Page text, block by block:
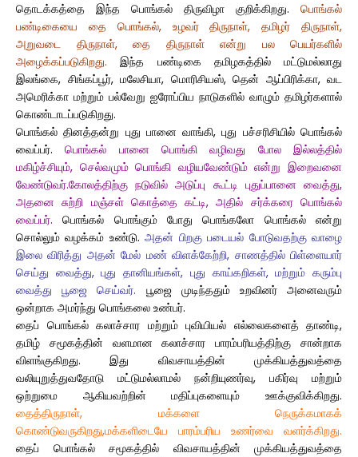
தொடக்கத்தை இந்த பொங்கல் திருவிழா குறிக்கிறது. பொங்கல்
பண்டிகையை தை பொங்கல், உழவர் திருநாள், தமிழர் திருநாள்,
அறுவடை திருநாள், தை திருநாள் என்று பல பெயர்களில்
அழைக்கப்படுகிறது. இந்த பண்டிகை தமிழகத்தில் மட்டுமல்லாது
இலங்கை, சிங்கப்பூர், மலேசியா, மொரிசியஸ், தென் ஆப்பிரிக்கா, வட
அமெரிக்கா மற்றும் பல்வேறு ஐரோப்பிய நாடுகளில் வாழும் தமிழர்களால்
கொண்டாடப்படுகிறது.
பொங்கல் தினத்தன்று புது பானை வாங்கி, புது பச்சரிசியில் பொங்கல்
வைப்பர்.பொங்கல் பானை பொங்கி வழிவது போல இல்லத்தில்
மகிழ்ச்சியும், செல்வமும் பொங்கி வழியவேண்டும் என்று இறைவனை
வேண்டுவர்.கோலத்திற்கு நடுவில் அடுப்பு கூட்டி புதுப்பானை வைத்து,
அதனை சுற்றி மஞ்சள் கொத்தை கட்டி, அதில் சர்க்கரை பொங்கல்
வைப்பர். பொங்கல் பொங்கும் போது பொங்கலோ பொங்கல் என்று
சொல்லும் வழக்கம் உண்டு.அதன் பிறகு படையல் போடுவதற்கு வாழை
இலை விரித்து அதன் மேல் மண் விளக்கேற்றி, சாணத்தில் பிள்ளையார்
செய்து வைத்து, புது தானியங்கள், புது காய்கறிகள், மற்றும் கரும்பு
வைத்து பூஜை செய்வர். பூஜை முடிந்ததும் உறவினர் அனைவரும்
ஒன்றாக அமர்ந்து பொங்கலை உண்பர்.
தைப் பொங்கல் கலாச்சார மற்றும் புவியியல் எல்லைகளைத் தாண்டி,
தமிழ் சமூகத்தின் வளமான கலாச்சார பாரம்பரியத்திற்கு சான்றாக
விளங்குகிறது. இது விவசாயத்தின் முக்கியத்துவத்தை
வலியுறுத்துவதோடு மட்டுமல்லாமல் நன்றியுணர்வு, பகிர்வு மற்றும்
ஒற்றுமை ஆகியவற்றின் மதிப்புகளையும் ஊக்குவிக்கிறது.
தைத்திருநாள், மக்களை நெருக்கமாகக்
கொண்டுவருகிறது,மக்களிடையே பாரம்பரிய உணர்வை வளர்க்கிறது.
தைப் பொங்கல் சமூகத்தில் விவசாயத்தின் முக்கியத்துவத்தை